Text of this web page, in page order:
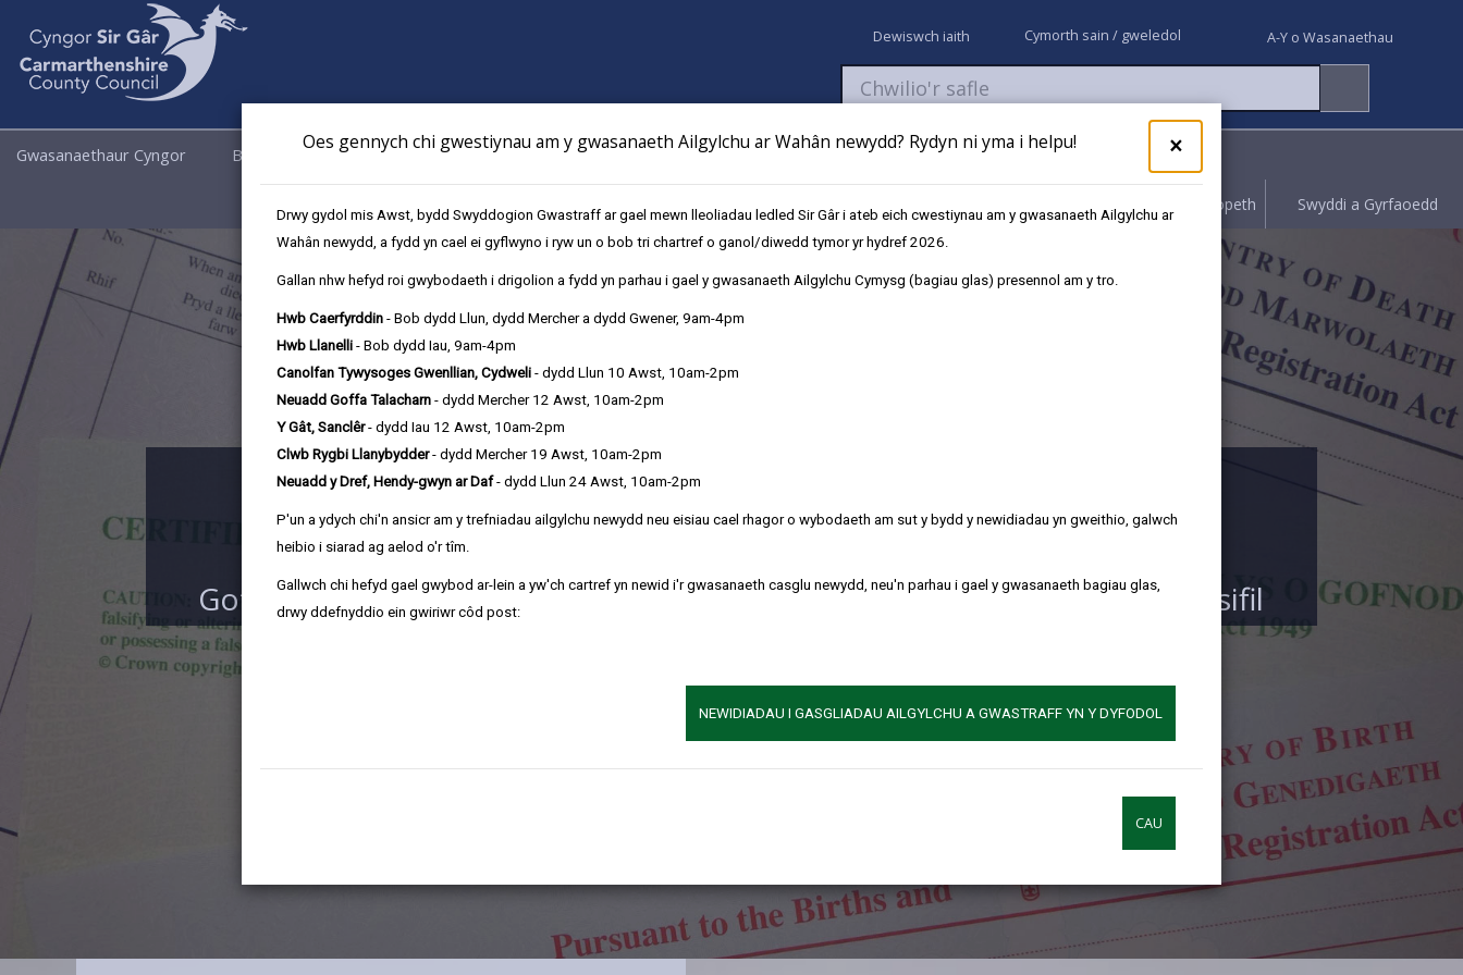
×
Oes gennych chi gwestiynau am y gwasanaeth Ailgylchu ar Wahân newydd? Rydyn ni yma i helpu!
Drwy gydol mis Awst, bydd Swyddogion Gwastraff ar gael mewn lleoliadau ledled Sir Gâr i ateb eich cwestiynau am y gwasanaeth Ailgylchu ar
Wahân newydd, a fydd yn cael ei gyflwyno i ryw un o bob tri chartref o ganol/diwedd tymor yr hydref 2026.
Gallan nhw hefyd roi gwybodaeth i drigolion a fydd yn parhau i gael y gwasanaeth Ailgylchu Cymysg (bagiau glas) presennol am y tro.
Hwb Caerfyrddin - Bob dydd Llun, dydd Mercher a dydd Gwener, 9am-4pm
Hwb Llanelli - Bob dydd Iau, 9am-4pm
Canolfan Tywysoges Gwenllian, Cydweli - dydd Llun 10 Awst, 10am-2pm
Neuadd Goffa Talacharn - dydd Mercher 12 Awst, 10am-2pm
Y Gât, Sanclêr- dydd Iau 12 Awst, 10am-2pm
Clwb Rygbi Llanybydder- dydd Mercher 19 Awst, 10am-2pm
Neuadd y Dref, Hendy-gwyn ar Daf- dydd Llun 24 Awst, 10am-2pm
P'un a ydych chi'n ansicr am y trefniadau ailgylchu newydd neu eisiau cael rhagor o wybodaeth am sut y bydd y newidiadau yn gweithio, galwch
heibio i siarad ag aelod o'r tîm.
Gallwch chi hefyd gael gwybod ar-lein a yw'ch cartref yn newid i'r gwasanaeth casglu newydd, neu'n parhau i gael y gwasanaeth bagiau glas,
drwy ddefnyddio ein gwiriwr côd post:
NEWIDIADAU I GASGLIADAU AILGYLCHU A GWASTRAFF YN Y DYFODOL
CAU
Dewiswch iaith Cymorth sain / gweledol A-Y o Wasanaethau
Gwasanaethaur Cyngor Busnes Cyngor a Democratiaeth Newyddion
Fy Nghyfrifon Talu Cyflwyno cais Rhoi gwybod Hawliwch bopeth Swyddi a Gyrfaoedd
Copi o dystysgrif
Gofyn am gopi o dystysgrif geni, marwolaeth, priodas neu bartneriaeth sifil